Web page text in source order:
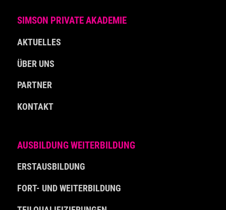
SIMSON PRIVATE AKADEMIE
AKTUELLES
ÜBER UNS
PARTNER
KONTAKT
AUSBILDUNG WEITERBILDUNG
ERSTAUSBILDUNG
FORT- UND WEITERBILDUNG